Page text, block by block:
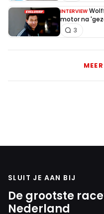
INTERVIEW
motor na
3
SLUIT JE AAN BIJ
De grootste
Nederland